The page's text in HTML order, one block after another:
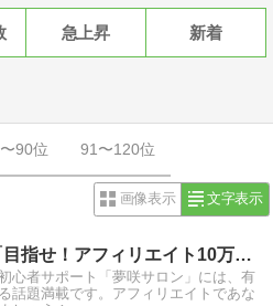
急上昇 新着
90位 91〜120位
画像表示 文字表示
合言葉は…「目指せ！アフィリエイト10万円！」
心者サポート「夢咲サロン」には、有
話題満載です。アフィリエイトであな